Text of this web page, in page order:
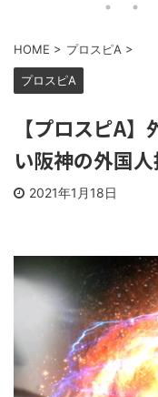
HOME > プロスピA >
プロスピA
【プロスピA
い阪神の外国
2021年1月18日